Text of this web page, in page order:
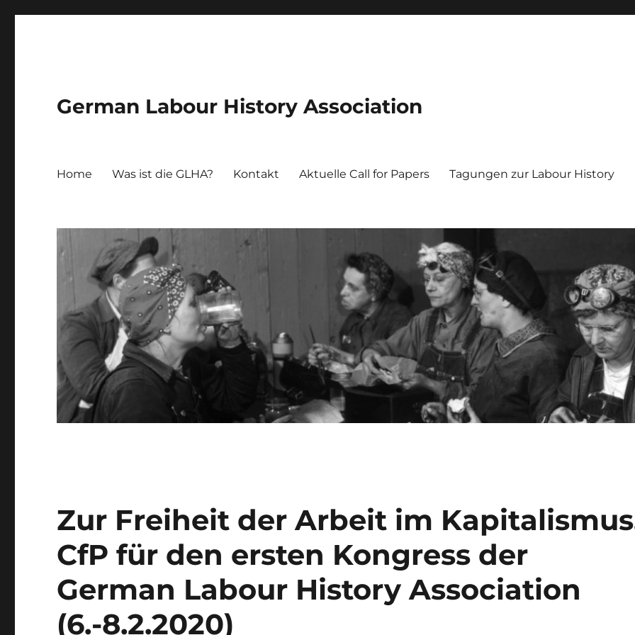
German Labour History Association
Home Was ist die GLHA? Kontakt Aktuelle Call for Papers Tagungen zur Labour History
Zur Freiheit der Arbeit im
CfP für den ersten Kongress der
German Labour History Association
(6.-8.2.2020)